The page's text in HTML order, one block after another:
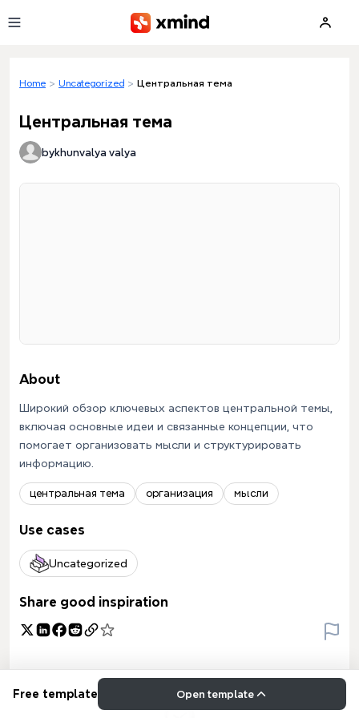
Home > Uncategorized > Центральная тема
Центральная тема
bykhunvalya valya
About
Широкий обзор ключевых аспектов центральной темы,
включая основные идеи и связанные концепции, что
помогает организовать мысли и структурировать
информацию.
центральная тема организация мысли
Use cases
Uncategorized
Share good inspiration
Free template Open template